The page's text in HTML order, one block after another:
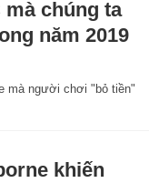
chúng ta
năm 2019
mà người chơi "bỏ tiền"
khiến